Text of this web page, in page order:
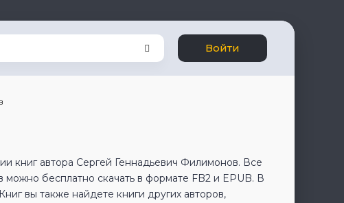
Войти
книг автора Сергей Геннадьевич Филимонов. Все
бесплатно скачать в формате FB2 и EPUB. В
вы также найдете книги других авторов,